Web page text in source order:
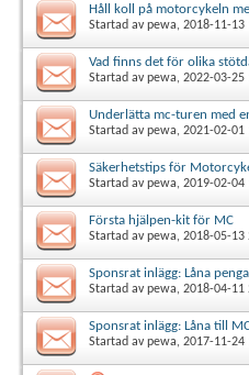
Håll koll på motorcykeln
Startad avpewa, 2018-11-13
Vad finns det för olika
Startad avpewa, 2022-03-25
Underlätta mc-turen med
Startad avpewa, 2021-02-01
Säkerhetstips för
Startad avpewa, 2019-02-04
Första hjälpen-kit för MC
Startad avpewa, 2018-05-13
Sponsrat inlägg: Låna
Startad avpewa, 2018-04-11
Sponsrat inlägg: Låna till
Startad avpewa, 2017-11-24